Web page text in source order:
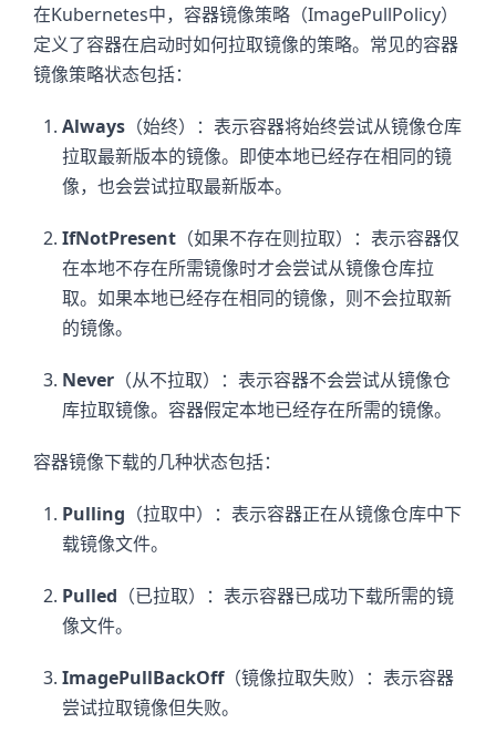
在Kubernetes中，容器镜像策略（ImagePullPolicy）
定义了容器在启动时如何拉取镜像的策略。常见的容器
镜像策略状态包括：
Always （始终）：表示容器将始终尝试从镜像仓库
拉取最新版本的镜像。即使本地已经存在相同的镜
像，也会尝试拉取最新版本。
IfNotPresent （如果不存在则拉取）：表示容器仅
在本地不存在所需镜像时才会尝试从镜像仓库拉
取。如果本地已经存在相同的镜像，则不会拉取新
的镜像。
Never （从不拉取）：表示容器不会尝试从镜像仓
库拉取镜像。容器假定本地已经存在所需的镜像。
容器镜像下载的几种状态包括：
Pulling （拉取中）：表示容器正在从镜像仓库中下
载镜像文件。
Pulled （已拉取）：表示容器已成功下载所需的镜
像文件。
ImagePullBackOff（镜像拉取失败）：表示容器
尝试拉取镜像但失败。